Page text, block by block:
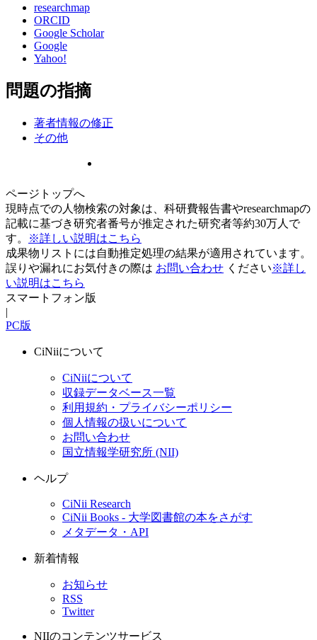
researchmap
ORCID
Google Scholar
Google
Yahoo!
問題の指摘
著者情報の修正
その他
ページトップへ
現時点での人物検索の対象は、科研費報告書やresearchmapの
記載に基づき研究者番号が推定された研究者等約30万人で
す。
※詳しい説明はこちら
成果物リストには自動推定処理の結果が適用されています。
誤りや漏れにお気付きの際は お問い合わせ ください※詳し
い説明はこちら
スマートフォン版
|
PC版
CiNiiについて
CiNiiについて
収録データベース一覧
利用規約・プライバシーポリシー
個人情報の扱いについて
お問い合わせ
国立情報学研究所 (NII)
ヘルプ
CiNii Research
CiNii Books - 大学図書館の本をさがす
メタデータ・API
新着情報
お知らせ
RSS
Twitter
NIIのコンテンツサービス